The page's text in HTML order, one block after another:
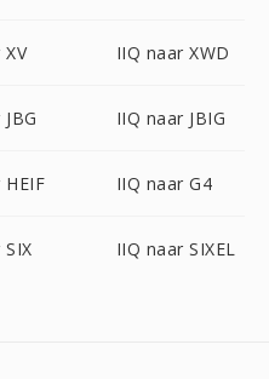
IIQ naar XWD
IIQ naar JBIG
IIQ naar G4
IIQ naar SIXEL